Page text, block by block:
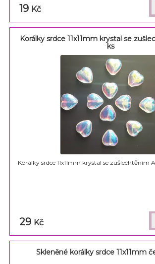
19 Kč
Korálky srdce 11x11mm krystal se
ks
Korálky srdce 11x11mm krystal se zušlechtěním
29 Kč
Skleněné korálky srdce 11x11mm